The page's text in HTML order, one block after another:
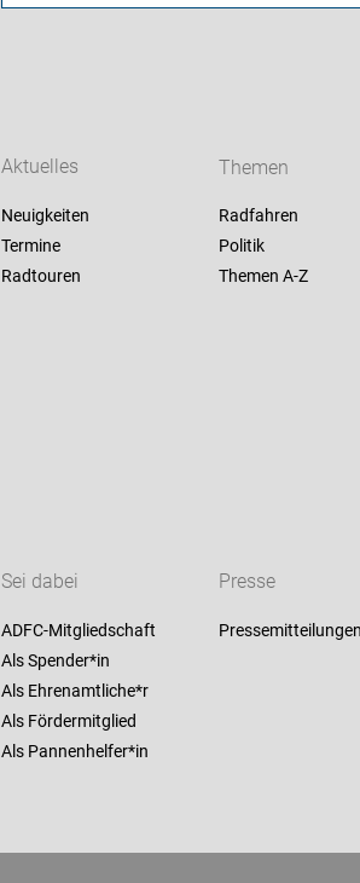
Aktuelles
Neuigkeiten
Termine
Radtouren
Themen
Radfahren
Politik
Themen A-Z
Sei dabei
ADFC-Mitgliedschaft
Als Spender*in
Als Ehrenamtliche*r
Als Fördermitglied
Als Pannenhelfer*in
Presse
Pressemitteilungen